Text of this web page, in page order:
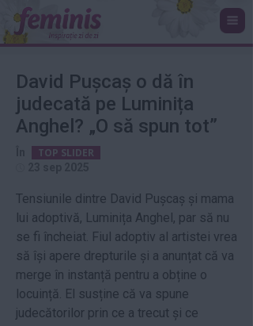
David Pușcaș o dă în
judecată pe Luminița
Anghel? „O să spun tot”
TOP SLIDER
Tensiunile dintre David Pușcaș și mama
lui adoptivă, Luminița Anghel, par să nu
se fi încheiat. Fiul adoptiv al artistei vrea
să își apere drepturile și a anunțat că va
merge în instanță pentru a obține o
locuință. El susține că va spune
judecătorilor prin ce a trecut și ce